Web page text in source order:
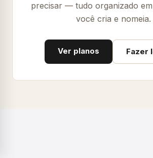
precisar — tudo organizado
você cria e nomeia.
Ver planos Fazer